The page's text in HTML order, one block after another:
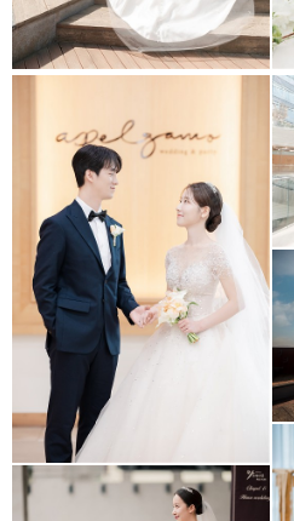
Apelgamo